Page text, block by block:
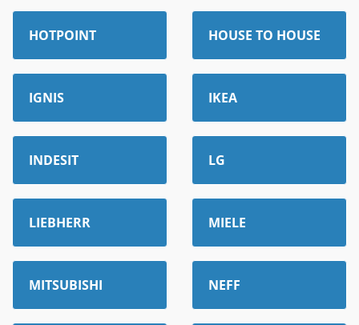
HOTPOINT HOUSE TO HOUSE
IGNIS IKEA
INDESIT LG
LIEBHERR MIELE
MITSUBISHI NEFF